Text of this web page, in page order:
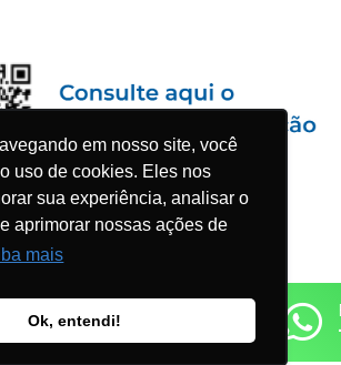
em nosso site, você
uso de cookies. Eles nos
sua experiência, analisar o
aprimorar nossas ações de
mais
Ok, entendi!
Pequeno Príncipe - Todos os direitos